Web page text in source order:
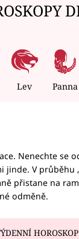
Lev Panna
Nenechte se
V průběhu
přistane na
odměně.
HOROSKOP